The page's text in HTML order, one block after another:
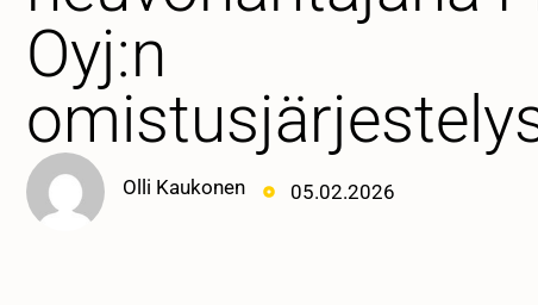
Oyj:n
Olli Kaukonen 05.02.2026